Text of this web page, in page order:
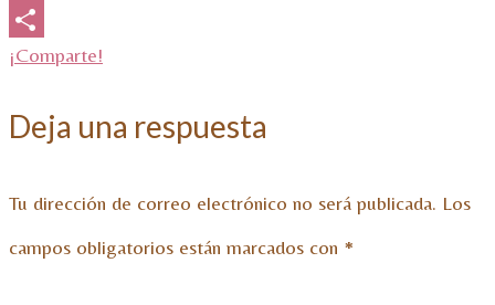
Email
¡Comparte!
Deja una respuesta
Tu dirección de correo electrónico no será publicada. Los
campos obligatorios están marcados con *